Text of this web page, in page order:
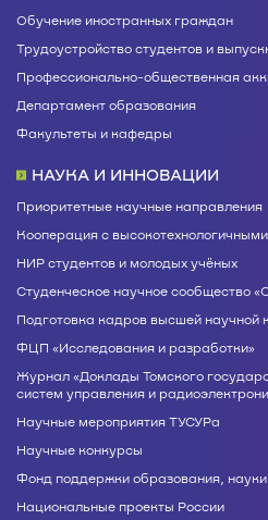
Обучение иностранных граждан
Трудоустройство студентов и
Профессионально-общественная
Департамент образования
Факультеты и кафедры
НАУКА И ИННОВАЦИИ
Приоритетные научные направления
Кооперация с
НИР студентов и молодых учёных
Студенческое научное сообщество
Подготовка кадров высшей научной
ФЦП «Исследования и разработки»
Журнал «Доклады Томского
систем управления и
Научные мероприятия ТУСУРа
Научные конкурсы
Фонд поддержки образования, науки
Национальные проекты России